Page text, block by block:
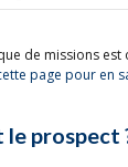
de missions
page pour en
le prospect